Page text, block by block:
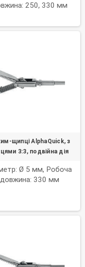
250, 330 мм
щипці AlphaQuick, з
3:3, подвійна дія
Ø 5 мм, Робоча
довжина: 330 мм